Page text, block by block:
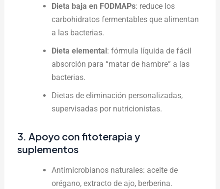
Dieta baja en FODMAPs: reduce los
carbohidratos fermentables que alimentan
a las bacterias.
Dieta elemental : fórmula líquida de fácil
absorción para “matar de hambre” a las
bacterias.
Dietas de eliminación personalizadas,
supervisadas por nutricionistas.
3. Apoyo con fitoterapia y
suplementos
Antimicrobianos naturales: aceite de
orégano, extracto de ajo, berberina.